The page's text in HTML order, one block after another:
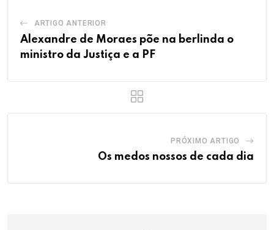
ARTIGO ANTERIOR
Alexandre de Moraes põe na berlinda o
ministro da Justiça e a PF
PRÓXIMO ARTIGO
Os medos nossos de cada dia